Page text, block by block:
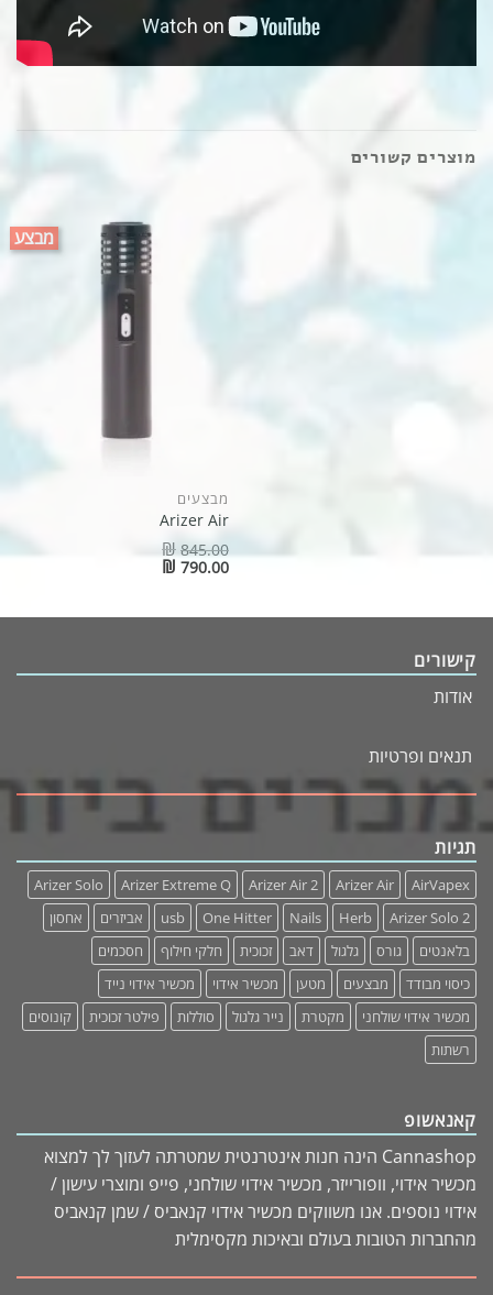
מוצרים קשורים
מבצע
מבצעים
Arizer Air
₪ 845.00
₪ 790.00
קאנאשופ
Cannashop הינה חנות אינטרנטית שמטרתה לעזוך לך למצוא
מכשיר אידוי, וופורייזר, מכשיר אידוי שולחני, פייפ ומוצרי עישון /
אידוי נוספים. אנו משווקים מכשיר אידוי קנאביס / שמן קנאביס
מהחברות הטובות בעולם ובאיכות מקסימלית
תגיות
AirVapex
Arizer Air
Arizer Air 2
Arizer Extreme Q
Arizer Solo
Arizer Solo 2
Herb
Nails
One Hitter
usb אביזרים
אחסון
בלאנטים
גורס גלגול דאב זכוכית חלקי חילוף
חסכמים
כיסוי מבודד
מבצעים מטען מכשיר אידוי
מכשיר אידוי נייד
מכשיר אידוי שולחני
מקטרת נייר גלגול סוללות פילטר זכוכית
קונוסים
רשתות
קישורים
אודות
תנאים ופרטיות